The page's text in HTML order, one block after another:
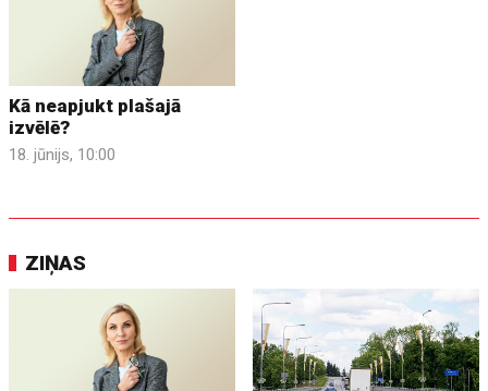
Kā neapjukt plašajā
izvēlē?
18. jūnijs, 10:00
ZIŅAS